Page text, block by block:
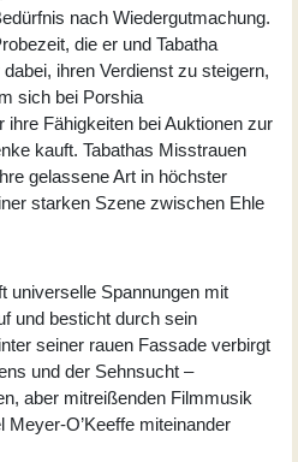
nach Wiedergutmachung.
die er und Tabatha
ihren Verdienst zu steigern,
sich bei Porshia
Fähigkeiten bei Auktionen zur
kauft. Tabathas Misstrauen
gelassene Art in höchster
starken Szene zwischen Ehle
universelle Spannungen mit
und besticht durch sein
seiner rauen Fassade verbirgt
und der Sehnsucht –
aber mitreißenden Filmmusik
Meyer-O’Keeffe miteinander